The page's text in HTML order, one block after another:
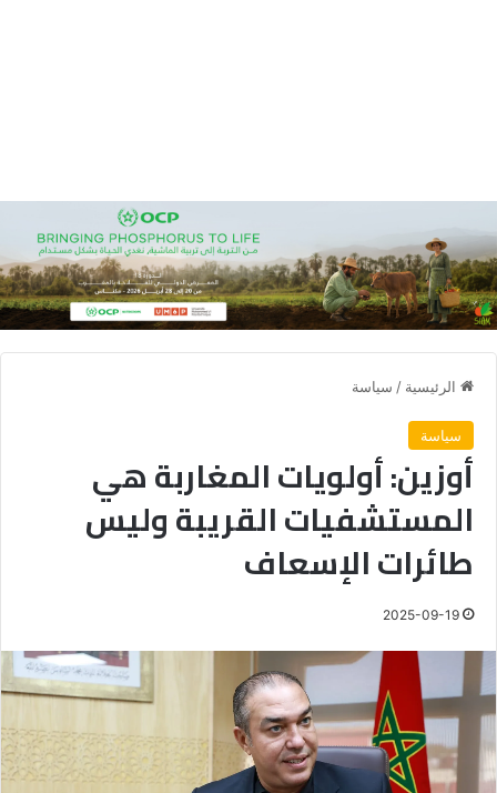
الرئيسية / سياسة
سياسة
أوزين: أولويات المغاربة هي
المستشفيات القريبة وليس
طائرات الإسعاف
2025-09-19